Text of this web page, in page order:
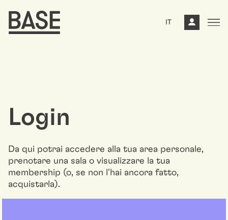
IT
Login
Da qui potrai accedere alla tua area personale,
prenotare una sala o visualizzare la tua
membership (o, se non l'hai ancora fatto,
acquistarla).